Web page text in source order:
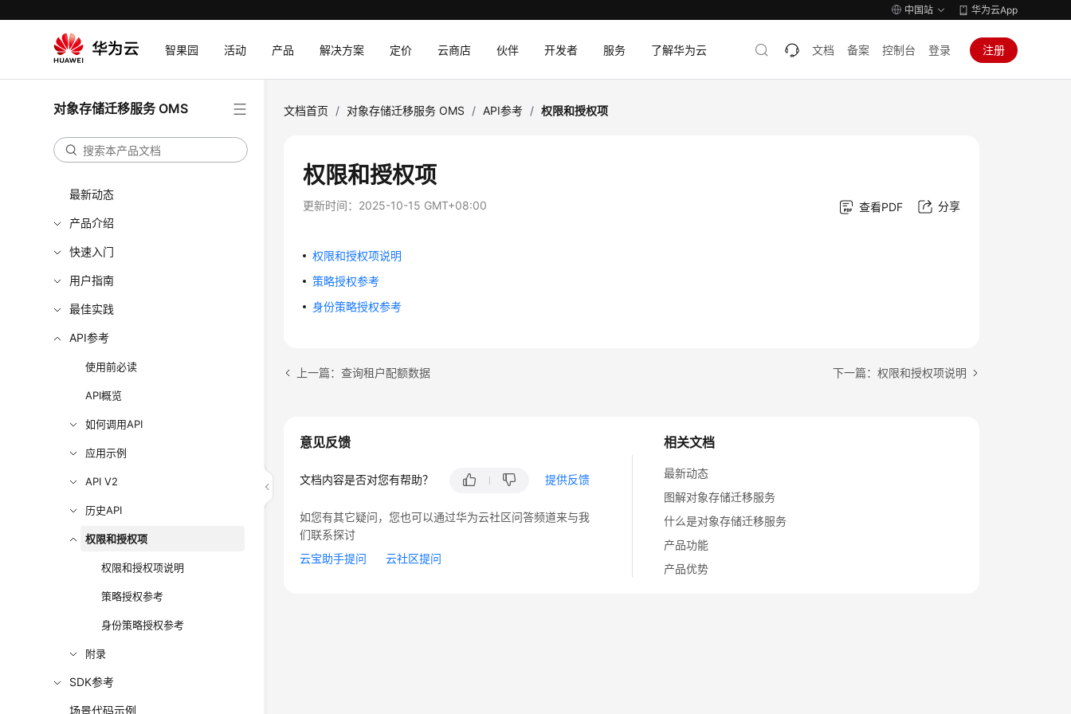
中国站 华为云App
智果园 活动 产品 解决方案 定价 云商店 伙伴 开发者 服务 了解华为云 文档 备案 控制台 登录 注册
对象存储迁移服务 OMS
最新动态
产品介绍
快速入门
用户指南
最佳实践
API参考
使用前必读
API概览
如何调用API
应用示例
API V2
历史API
权限和授权项
权限和授权项说明
策略授权参考
身份策略授权参考
附录
SDK参考
场景代码示例
文档首页 / 对象存储迁移服务 OMS / API参考 / 权限和授权项
权限和授权项
更新时间： 2025-10-15 GMT+08:00 查看PDF 分享
权限和授权项说明
策略授权参考
身份策略授权参考
上一篇：查询租户配额数据 下一篇：权限和授权项说明
相关文档
最新动态
图解对象存储迁移服务
什么是对象存储迁移服务
产品功能
产品优势
意见反馈
文档内容是否对您有帮助？ 提供反馈
如您有其它疑问，您也可以通过华为云社区问答频道来与我
们联系探讨
云宝助手提问
云社区提问